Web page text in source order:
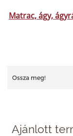
Matrac, ágy,
Ossza meg!
Ajánlott